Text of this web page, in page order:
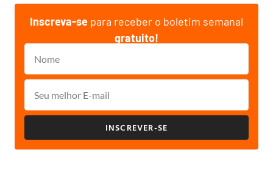
Inscreva-se para receber o boletim semanal
gratuito!
INSCREVER-SE